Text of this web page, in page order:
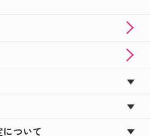
ついて